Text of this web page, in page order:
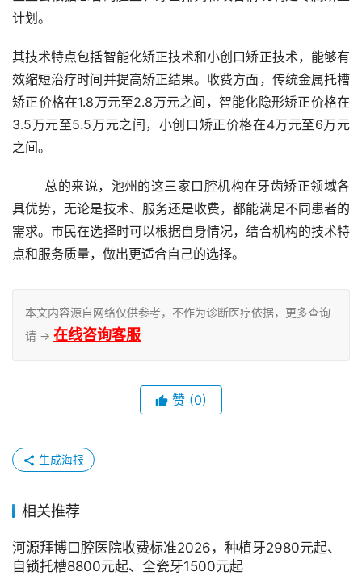
计划。
其技术特点包括智能化矫正技术和小创口矫正技术，能够有
效缩短治疗时间并提高矫正结果。收费方面，传统金属托槽
矫正价格在1.8万元至2.8万元之间，智能化隐形矫正价格在
3.5万元至5.5万元之间，小创口矫正价格在4万元至6万元
之间。
具优势，无论是技术、服务还是收费，都能满足不同患者的
需求。市民在选择时可以根据自身情况，结合机构的技术特
点和服务质量，做出更适合自己的选择。
本文内容源自网络仅供参考，不作为诊断医疗依据，更多查询
请 → 在线咨询客服
赞 (0)
生成海报
相关推荐
河源拜博口腔医院收费标准2026，种植牙2980元起、
自锁托槽8800元起、全瓷牙1500元起